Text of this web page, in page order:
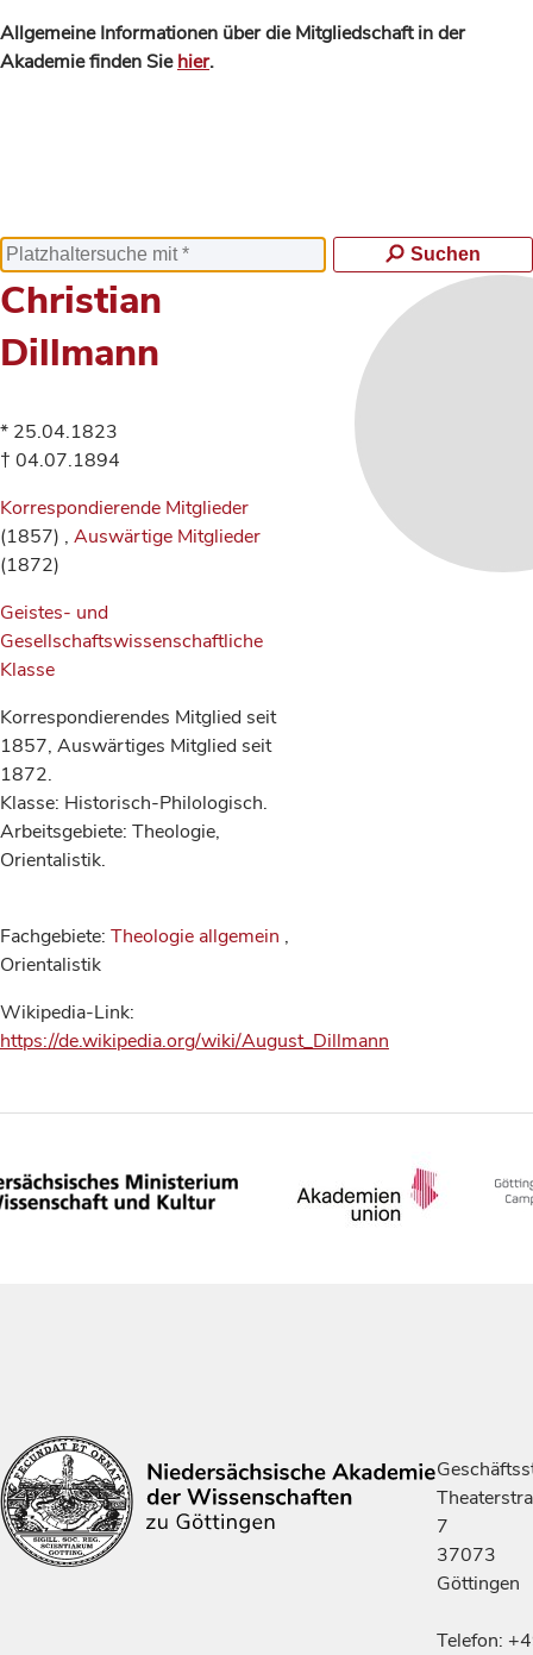
Allgemeine Informationen über die Mitgliedschaft in der
Akademie finden Siehier.
Suchen
Christian
Dillmann
* 25.04.1823
† 04.07.1894
Korrespondierende Mitglieder
(1857) , Auswärtige Mitglieder
(1872)
Geistes- und
Gesellschaftswissenschaftliche
Klasse
Korrespondierendes Mitglied seit
1857, Auswärtiges Mitglied seit
1872.
Klasse: Historisch-Philologisch.
Arbeitsgebiete: Theologie,
Orientalistik.
Fachgebiete: Theologie allgemein ,
Orientalistik
Wikipedia-Link:
https://de.wikipedia.org/wiki/August_Dillmann
7
37073
Göttingen
Telefon: